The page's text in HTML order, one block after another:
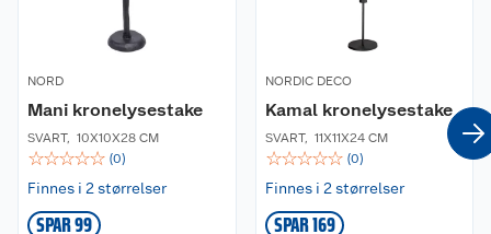
NORD
Mani kronelysestake
SVART, 10X10X28 CM
☆☆☆☆☆ (0)
Finnes i 2 størrelser
SPAR 99
NORDIC DECO
Kamal kronelysestake
SVART, 11X11X24 CM
☆☆☆☆☆ (0)
Finnes i 2 størrelser
SPAR 169
Våre butikker
Coop kjeder
Ledige stillinger
Reklamasjon og garanti
Betalingsalternativer
Leveringsalternativer
Åpent kjøp